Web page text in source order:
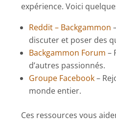
expérience. Voici
Reddit – Backgammon
discuter et poser des
Backgammon Forum –
d’autres passionnés.
Groupe Facebook–
monde entier.
Ces ressources vous